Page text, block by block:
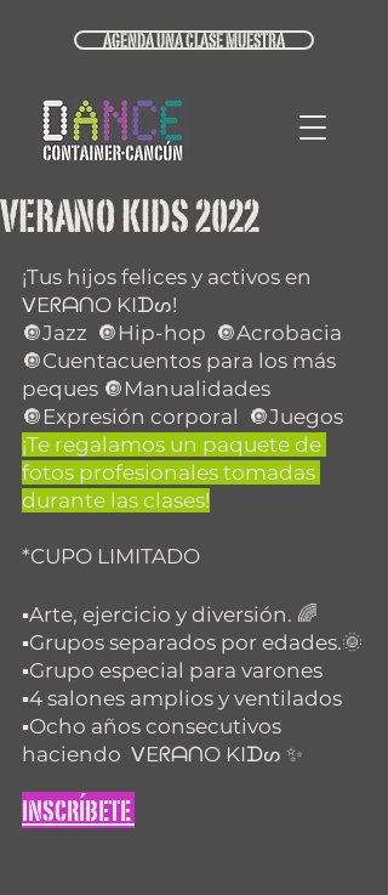
AGENDA UNA CLASE MUESTRA
VERANO KIDS 2022
¡Tus hijos felices y activos en
ᐯEᖇᗩᑎO KIᗪᔕ!
🔘Jazz  🔘Hip-hop  🔘Acrobacia
🔘Cuentacuentos para los más
peques 🔘Manualidades
🔘Expresión corporal  🔘Juegos
¡Te regalamos un paquete de
fotos profesionales tomadas
durante las clases!
*CUPO LIMITADO
▪Arte, ejercicio y diversión. 🌈
▪Grupos separados por edades.🌞
▪Grupo especial para varones
▪4 salones amplios y ventilados
▪Ocho años consecutivos
haciendo  ᐯEᖇᗩᑎO KIᗪᔕ ✨
INSCRÍBETE